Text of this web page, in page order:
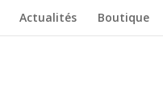
Actualités Boutique